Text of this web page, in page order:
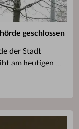
geschlossen
der Stadt
am heutigen ...